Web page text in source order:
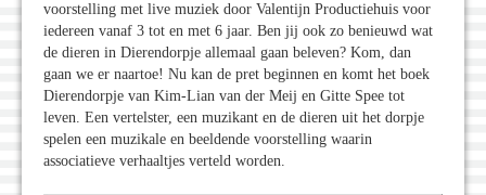
voorstelling met live muziek door Valentijn Productiehuis voor
iedereen vanaf 3 tot en met 6 jaar. Ben jij ook zo benieuwd wat
de dieren in Dierendorpje allemaal gaan beleven? Kom, dan
gaan we er naartoe! Nu kan de pret beginnen en komt het boek
Dierendorpje van Kim-Lian van der Meij en Gitte Spee tot
leven. Een vertelster, een muzikant en de dieren uit het dorpje
spelen een muzikale en beeldende voorstelling waarin
associatieve verhaaltjes verteld worden.